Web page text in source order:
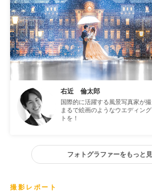
右近 倫太郎
国際的に活躍する風景写真家が撮
まるで絵画のようなウエディング
トを！
フォトグラファーをもっと
撮影レポート